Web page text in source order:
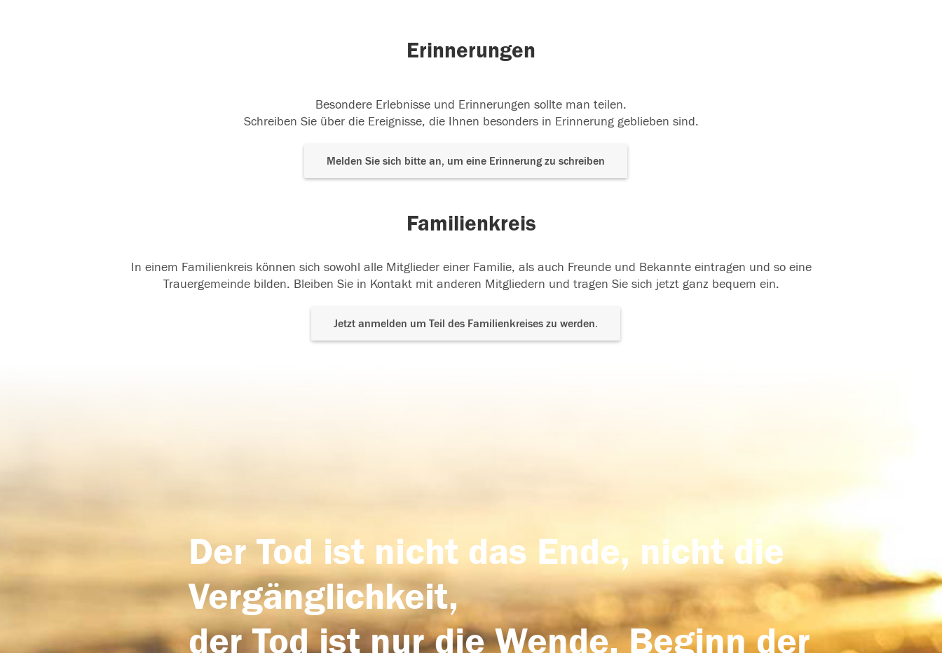
Erinnerungen
Besondere Erlebnisse und Erinnerungen sollte man teilen.
Schreiben Sie über die Ereignisse, die Ihnen besonders in Erinnerung geblieben sind.
Melden Sie sich bitte an, um eine Erinnerung zu schreiben
Familienkreis
In einem Familienkreis können sich sowohl alle Mitglieder einer Familie, als auch Freunde und Bekannte eintragen und so eine
Trauergemeinde bilden. Bleiben Sie in Kontakt mit anderen Mitgliedern und tragen Sie sich jetzt ganz bequem ein.
Jetzt anmelden um Teil des Familienkreises zu werden.
Der Tod ist nicht das Ende, nicht die
Vergänglichkeit,
der Tod ist nur die Wende, Beginn der